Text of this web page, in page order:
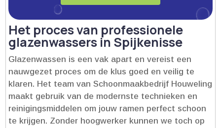
Het proces van professionele
glazenwassers in Spijkenisse
Glazenwassen is een vak apart en vereist een
nauwgezet proces om de klus goed en veilig te
klaren.​ Het team van Schoonmaakbedrijf Houweling
maakt gebruik van de modernste technieken en
reinigingsmiddelen om jouw ramen perfect schoon
te krijgen.​ Zonder hoogwerker kunnen we toch op